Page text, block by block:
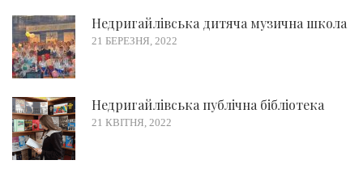
Недригайлівська дитяча музична школа
21 БЕРЕЗНЯ, 2022
Недригайлівська публічна бібліотека
21 КВІТНЯ, 2022